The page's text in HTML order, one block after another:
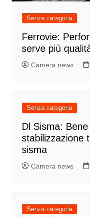
Senza categoria
Ferrovie:
serve più
Camera news
Senza categoria
Dl Sisma:
stabilizzazione
sisma
Camera news
Senza categoria